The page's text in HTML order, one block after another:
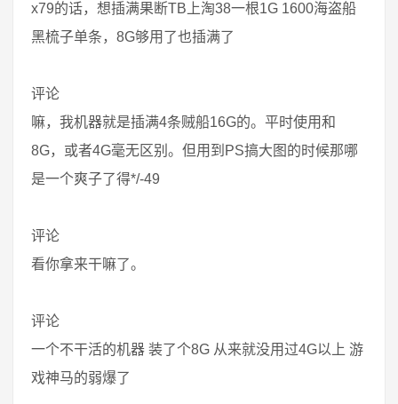
x79的话，想插满果断TB上淘38一根1G 1600海盗船
黑梳子单条，8G够用了也插满了
评论
嘛，我机器就是插满4条贼船16G的。平时使用和
8G，或者4G毫无区别。但用到PS搞大图的时候那哪
是一个爽子了得*/-49
评论
看你拿来干嘛了。
评论
一个不干活的机器 装了个8G 从来就没用过4G以上 游
戏神马的弱爆了